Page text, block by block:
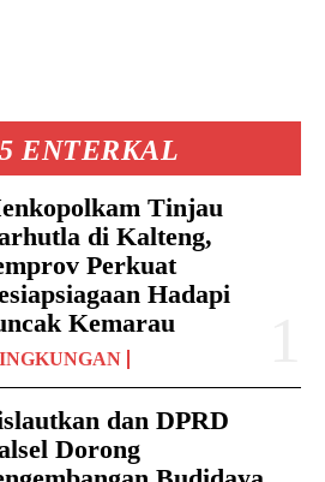
ENTERKAL
Tinjau
di Kalteng,
Perkuat
Hadapi
Kemarau
dan DPRD
Dorong